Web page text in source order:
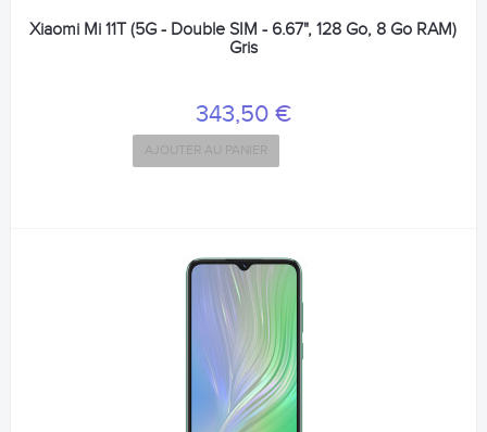
Xiaomi Mi 11T (5G - Double SIM - 6.67", 128 Go, 8 Go RAM)
Gris
343,50 €
AJOUTER AU PANIER